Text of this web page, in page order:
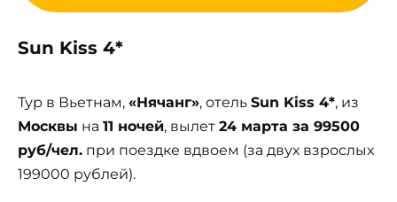
Sun Kiss 4*
Тур в Вьетнам, «Нячанг», отель Sun Kiss 4*, из
Москвы на 11 ночей, вылет 24 марта за 99500
руб/чел. при поездке вдвоем (за двух взрослых
199000 рублей).